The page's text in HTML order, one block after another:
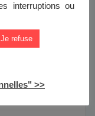
interruptions ou
Je refuse
>>